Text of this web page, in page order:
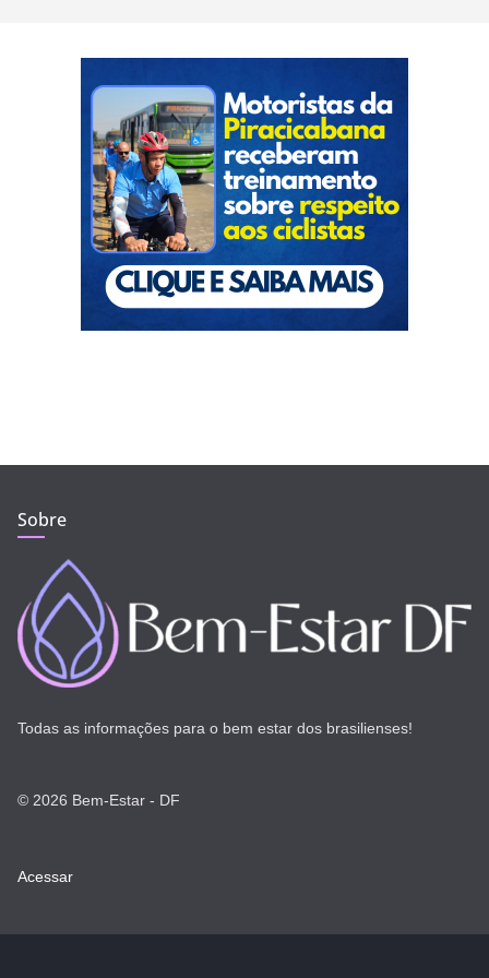
Sobre
Todas as informações para o bem estar dos brasilienses!
© 2026 Bem-Estar - DF
Acessar